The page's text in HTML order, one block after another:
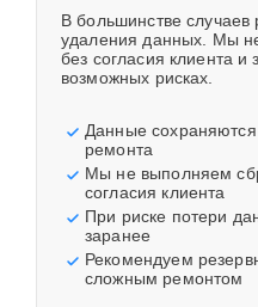
В большинстве случаев
удаления данных. Мы
без согласия клиента
возможных рисках.
Данные
ремонта
Мы не выполняем
согласия клиента
При риске потери
заранее
Рекомендуем
сложным ремонтом